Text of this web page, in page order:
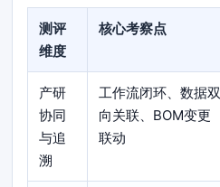
测评
维度
核心考察点
产研
协同
与追
溯
工作流闭环、数据双
向关联、BOM变更
联动